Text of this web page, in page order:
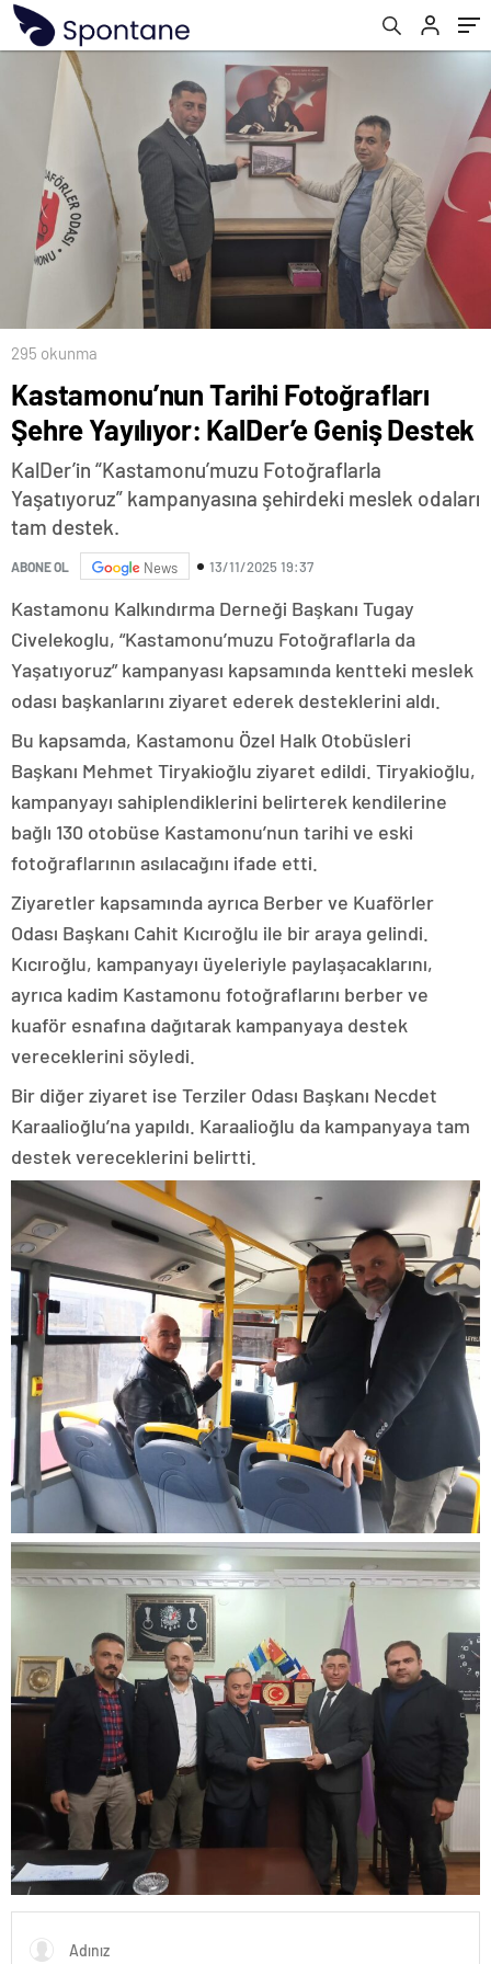
295 okunma
Kastamonu’nun Tarihi Fotoğrafları
Şehre Yayılıyor: KalDer’e Geniş Destek
KalDer’in “Kastamonu’muzu Fotoğraflarla
Yaşatıyoruz” kampanyasına şehirdeki meslek odaları
tam destek.
ABONE OL News 13/11/2025 19:37
Kastamonu Kalkındırma Derneği Başkanı Tugay
Civelekoglu, “Kastamonu’muzu Fotoğraflarla da
Yaşatıyoruz” kampanyası kapsamında kentteki meslek
odası başkanlarını ziyaret ederek desteklerini aldı.
Bu kapsamda, Kastamonu Özel Halk Otobüsleri
Başkanı Mehmet Tiryakioğlu ziyaret edildi. Tiryakioğlu,
kampanyayı sahiplendiklerini belirterek kendilerine
bağlı 130 otobüse Kastamonu’nun tarihi ve eski
fotoğraflarının asılacağını ifade etti.
Ziyaretler kapsamında ayrıca Berber ve Kuaförler
Odası Başkanı Cahit Kıcıroğlu ile bir araya gelindi.
Kıcıroğlu, kampanyayı üyeleriyle paylaşacaklarını,
ayrıca kadim Kastamonu fotoğraflarını berber ve
kuaför esnafına dağıtarak kampanyaya destek
vereceklerini söyledi.
Bir diğer ziyaret ise Terziler Odası Başkanı Necdet
Karaalioğlu’na yapıldı. Karaalioğlu da kampanyaya tam
destek vereceklerini belirtti.